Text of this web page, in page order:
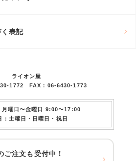
表記
ライオン屋
1772 FAX：06-6430-1773
月曜日〜金曜日 9:00〜17:00
：土曜日・日曜日・祝日
ご注文も受付中！